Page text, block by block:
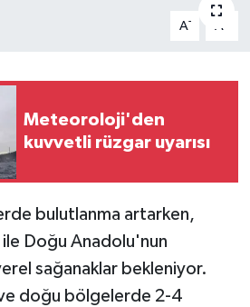
A- A
Meteoroloji'den
kuvvetli rüzgar uyarısı
bulutlanma artarken,
ile Doğu Anadolu'nun
sağanaklar bekleniyor.
ve doğu bölgelerde 2-4